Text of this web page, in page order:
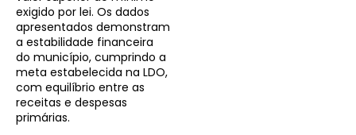
exigido por lei. Os dados
apresentados demonstram
a estabilidade financeira
do município, cumprindo a
meta estabelecida na LDO,
com equilíbrio entre as
receitas e despesas
primárias.